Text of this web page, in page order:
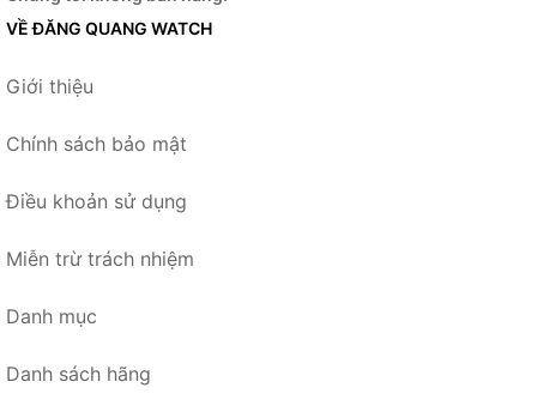
VỀ ĐĂNG QUANG WATCH
Giới thiệu
Chính sách bảo mật
Điều khoản sử dụng
Miễn trừ trách nhiệm
Danh mục
Danh sách hãng